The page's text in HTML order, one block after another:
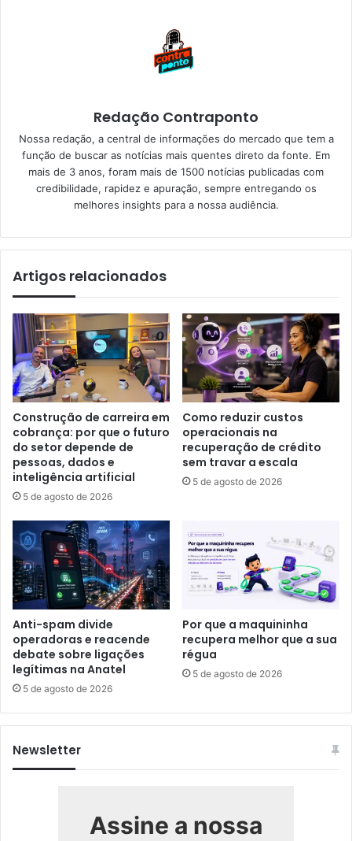
Redação Contraponto
Nossa redação, a central de informações do mercado que tem a
função de buscar as notícias mais quentes direto da fonte. Em
mais de 3 anos, foram mais de 1500 notícias publicadas com
credibilidade, rapidez e apuração, sempre entregando os
melhores insights para a nossa audiência.
Artigos relacionados
Construção de carreira em
cobrança: por que o futuro
do setor depende de
pessoas, dados e
inteligência artificial
5 de agosto de 2026
Como reduzir custos
operacionais na
recuperação de crédito
sem travar a escala
5 de agosto de 2026
Anti-spam divide
operadoras e reacende
debate sobre ligações
legítimas na Anatel
5 de agosto de 2026
Por que a maquininha
recupera melhor que a sua
régua
5 de agosto de 2026
Newsletter
Assine a nossa